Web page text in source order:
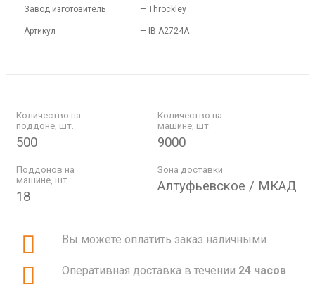
Завод изготовитель — Throckley
Артикул — IB A2724A
Количество на
поддоне, шт.
500
Количество на
машине, шт.
9000
Поддонов на
машине, шт.
18
Зона доставки
Алтуфьевское / МКАД
Вы можете оплатить заказ наличными
Оперативная доставка в течении 24 часов